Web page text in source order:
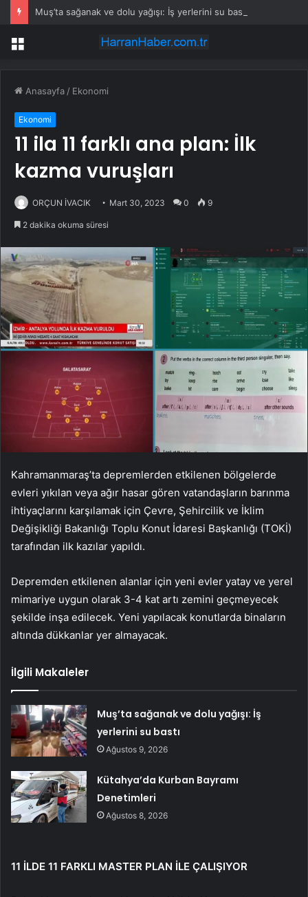
Muş’ta sağanak ve dolu yağışı: İş yerlerini su bastı
Menü
Anasayfa / Ekonomi
Ekonomi
11 ila 11 farklı ana plan: İlk
kazma vuruşları
ORÇUN İVACIK Mart 30, 2023 0 9
2 dakika okuma süresi
Kahramanmaraş’ta depremlerden etkilenen bölgelerde
evleri yıkılan veya ağır hasar gören vatandaşların barınma
ihtiyaçlarını karşılamak için Çevre, Şehircilik ve İklim
Değişikliği Bakanlığı Toplu Konut İdaresi Başkanlığı (TOKİ)
tarafından ilk kazılar yapıldı.
Depremden etkilenen alanlar için yeni evler yatay ve yerel
mimariye uygun olarak 3-4 kat artı zemini geçmeyecek
şekilde inşa edilecek. Yeni yapılacak konutlarda binaların
altında dükkanlar yer almayacak.
İlgili Makaleler
Muş’ta sağanak ve dolu yağışı: İş
yerlerini su bastı
Ağustos 9, 2026
Kütahya’da Kurban Bayramı
Denetimleri
Ağustos 8, 2026
11 İLDE 11 FARKLI MASTER PLAN İLE ÇALIŞIYOR